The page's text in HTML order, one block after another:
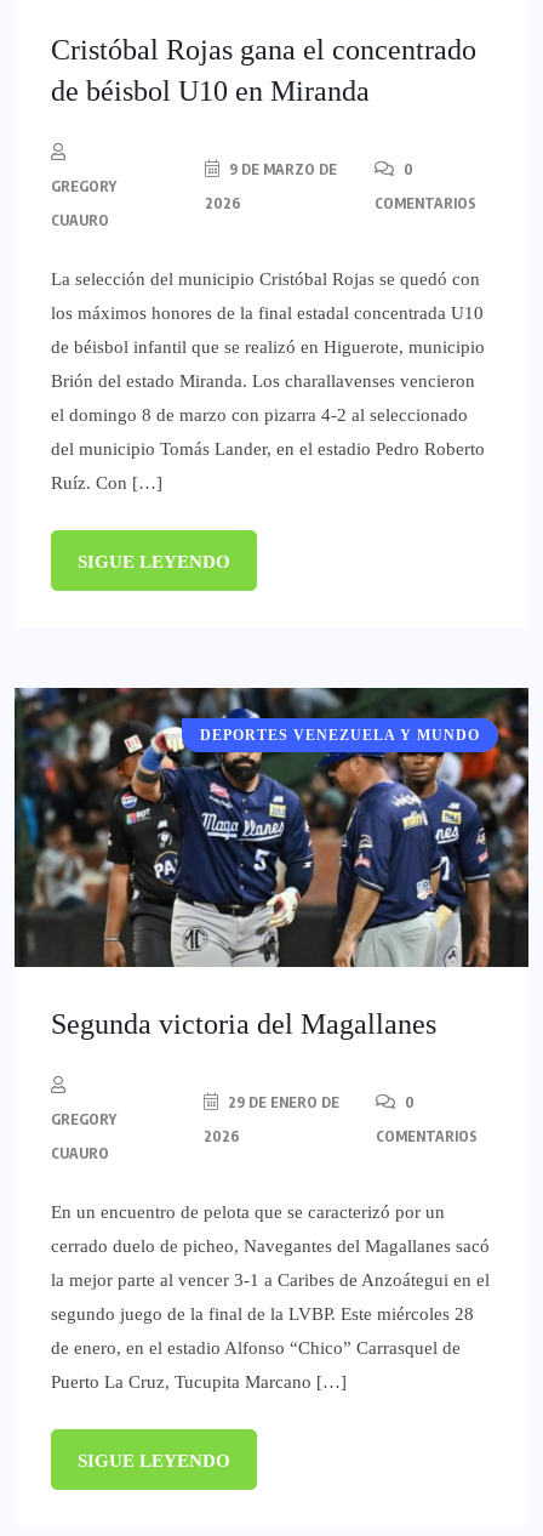
Cristóbal Rojas gana el concentrado
de béisbol U10 en Miranda
GREGORY
CUAURO
9 DE MARZO DE
2026
0
COMENTARIOS
La selección del municipio Cristóbal Rojas se quedó con
los máximos honores de la final estadal concentrada U10
de béisbol infantil que se realizó en Higuerote, municipio
Brión del estado Miranda. Los charallavenses vencieron
el domingo 8 de marzo con pizarra 4-2 al seleccionado
del municipio Tomás Lander, en el estadio Pedro Roberto
Ruíz. Con […]
SIGUE LEYENDO
DEPORTES
DEPORTES VENEZUELA Y MUNDO
Segunda victoria del Magallanes
GREGORY
CUAURO
29 DE ENERO DE
2026
0
COMENTARIOS
En un encuentro de pelota que se caracterizó por un
cerrado duelo de picheo, Navegantes del Magallanes sacó
la mejor parte al vencer 3-1 a Caribes de Anzoátegui en el
segundo juego de la final de la LVBP. Este miércoles 28
de enero, en el estadio Alfonso “Chico” Carrasquel de
Puerto La Cruz, Tucupita Marcano […]
SIGUE LEYENDO